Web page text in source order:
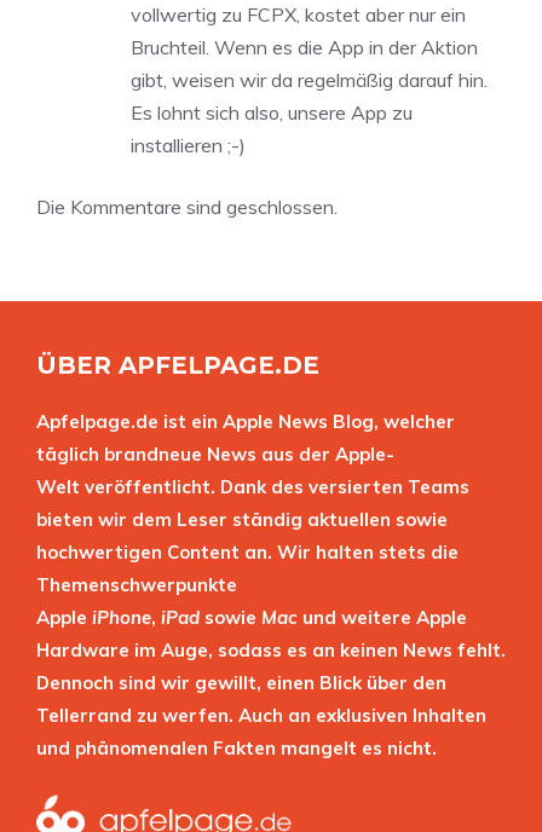
vollwertig zu FCPX, kostet aber nur ein
Bruchteil. Wenn es die App in der Aktion
gibt, weisen wir da regelmäßig darauf hin.
Es lohnt sich also, unsere App zu
installieren ;-)
Die Kommentare sind geschlossen.
ÜBER APFELPAGE.DE
Apfelpage.de ist ein Apple News Blog, welcher
täglich brandneue News aus der Apple-
Welt veröffentlicht. Dank des versierten Teams
bieten wir dem Leser ständig aktuellen sowie
hochwertigen Content an. Wir halten stets die
Themenschwerpunkte
Apple iPhone, iPad sowie Mac und weitere Apple
Hardware im Auge, sodass es an keinen News fehlt.
Dennoch sind wir gewillt, einen Blick über den
Tellerrand zu werfen. Auch an exklusiven Inhalten
und phänomenalen Fakten mangelt es nicht.